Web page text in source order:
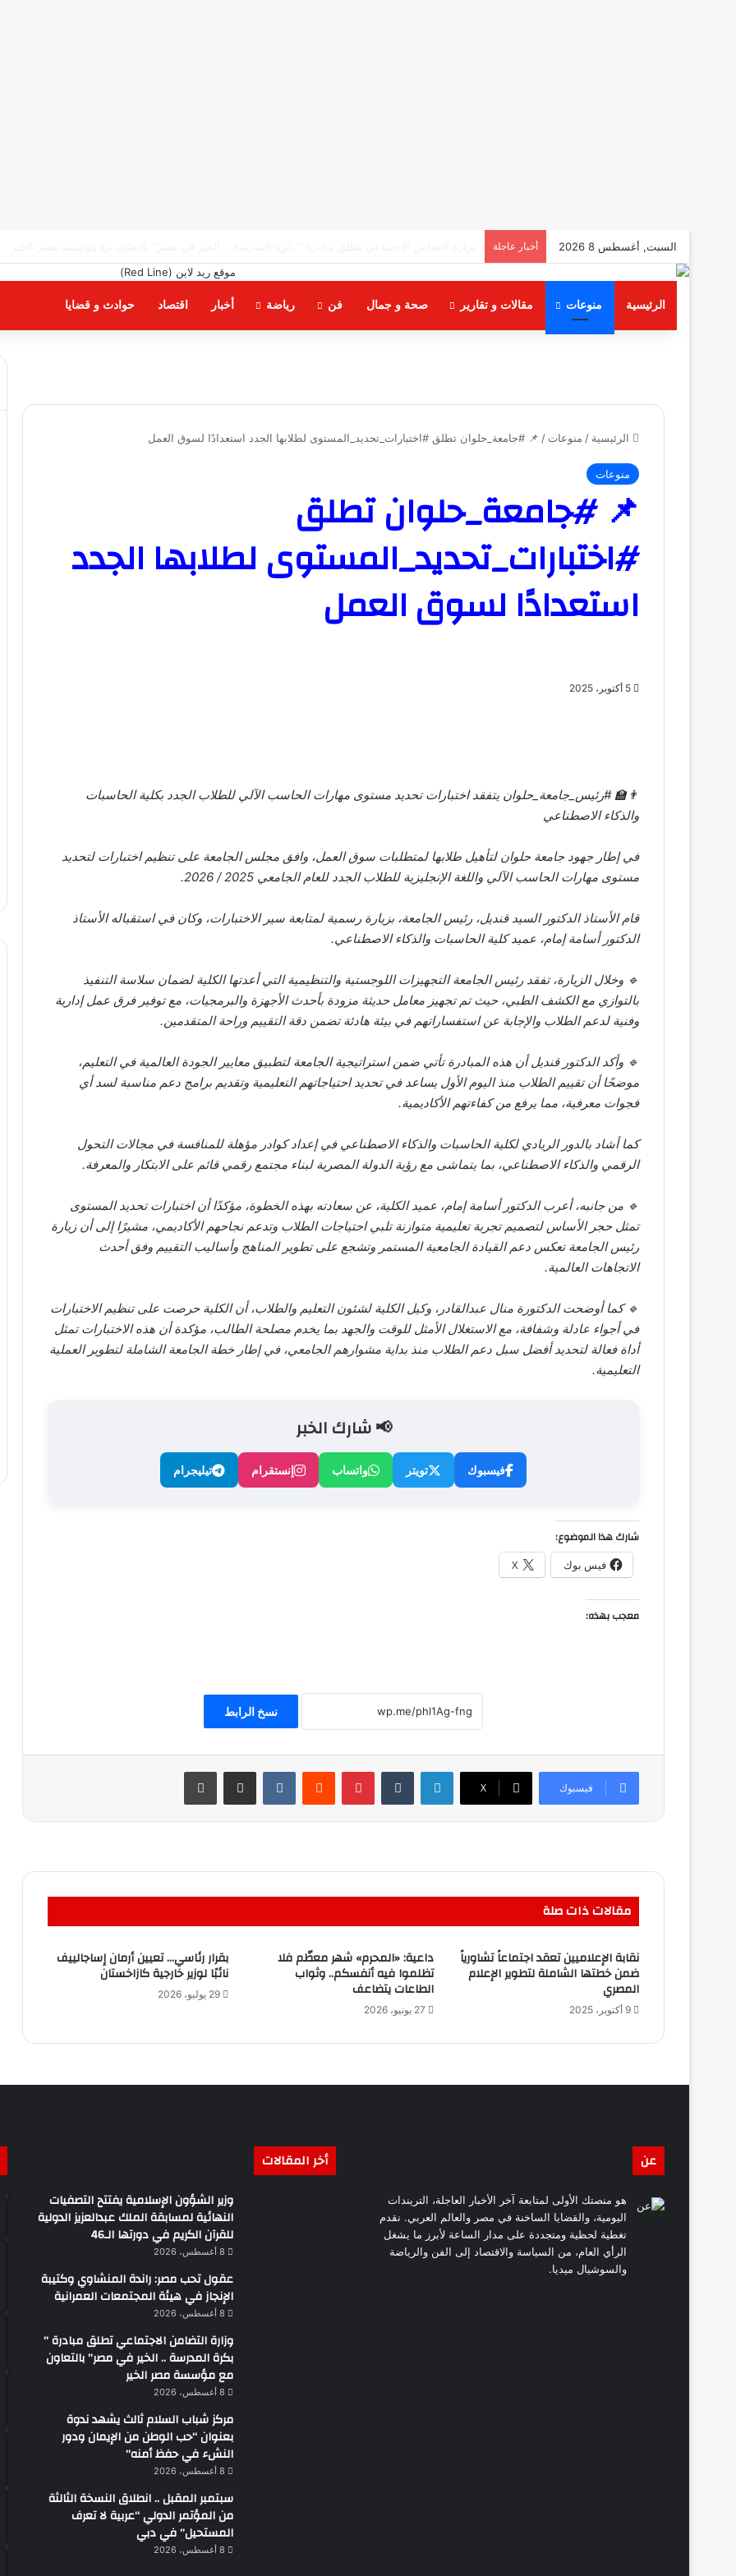
السبت, أغسطس 8 2026 أخبار عاجلة
الرئيسية منوعات مقالات و تقارير صحة و جمال فن رياضة أخبار اقتصاد حوادث و قضايا
الرئيسية / منوعات / 📌 #جامعة_حلوان تطلق #اختبارات_تحديد_المستوى لطلابها الجدد استعدادًا لسوق العمل
منوعات
📌 #جامعة_حلوان تطلق
#اختبارات_تحديد_المستوى لطلابها الجدد
استعدادًا لسوق العمل
5 أكتوبر، 2025
👨‍🏫 #رئيس_جامعة_حلوان يتفقد اختبارات تحديد مستوى مهارات الحاسب الآلي للطلاب الجدد بكلية الحاسبات
والذكاء الاصطناعي
في إطار جهود جامعة حلوان لتأهيل طلابها لمتطلبات سوق العمل، وافق مجلس الجامعة على تنظيم اختبارات لتحديد
مستوى مهارات الحاسب الآلي واللغة الإنجليزية للطلاب الجدد للعام الجامعي 2025 / 2026.
قام الأستاذ الدكتور السيد قنديل، رئيس الجامعة، بزيارة رسمية لمتابعة سير الاختبارات، وكان في استقباله الأستاذ
الدكتور أسامة إمام، عميد كلية الحاسبات والذكاء الاصطناعي.
🔹 وخلال الزيارة، تفقد رئيس الجامعة التجهيزات اللوجستية والتنظيمية التي أعدتها الكلية لضمان سلاسة التنفيذ
بالتوازي مع الكشف الطبي، حيث تم تجهيز معامل حديثة مزودة بأحدث الأجهزة والبرمجيات، مع توفير فرق عمل إدارية
وفنية لدعم الطلاب والإجابة عن استفساراتهم في بيئة هادئة تضمن دقة التقييم وراحة المتقدمين.
🔹 وأكد الدكتور قنديل أن هذه المبادرة تأتي ضمن استراتيجية الجامعة لتطبيق معايير الجودة العالمية في التعليم،
موضحًا أن تقييم الطلاب منذ اليوم الأول يساعد في تحديد احتياجاتهم التعليمية وتقديم برامج دعم مناسبة لسد أي
فجوات معرفية، مما يرفع من كفاءتهم الأكاديمية.
كما أشاد بالدور الريادي لكلية الحاسبات والذكاء الاصطناعي في إعداد كوادر مؤهلة للمنافسة في مجالات التحول
الرقمي والذكاء الاصطناعي، بما يتماشى مع رؤية الدولة المصرية لبناء مجتمع رقمي قائم على الابتكار والمعرفة.
🔹 من جانبه، أعرب الدكتور أسامة إمام، عميد الكلية، عن سعادته بهذه الخطوة، مؤكدًا أن اختبارات تحديد المستوى
تمثل حجر الأساس لتصميم تجربة تعليمية متوازنة تلبي احتياجات الطلاب وتدعم نجاحهم الأكاديمي، مشيرًا إلى أن زيارة
رئيس الجامعة تعكس دعم القيادة الجامعية المستمر وتشجع على تطوير المناهج وأساليب التقييم وفق أحدث
الاتجاهات العالمية.
🔹 كما أوضحت الدكتورة منال عبدالقادر، وكيل الكلية لشئون التعليم والطلاب، أن الكلية حرصت على تنظيم الاختبارات
في أجواء عادلة وشفافة، مع الاستغلال الأمثل للوقت والجهد بما يخدم مصلحة الطالب، مؤكدة أن هذه الاختبارات تمثل
أداة فعالة لتحديد أفضل سبل دعم الطلاب منذ بداية مشوارهم الجامعي، في إطار خطة الجامعة الشاملة لتطوير العملية
التعليمية.
📢 شارك الخبر
فيسبوك تويتر واتساب إنستقرام تيليجرام
شارك هذا الموضوع:
فيس بوك X
معجب بهذه:
نسخ الرابط
فيسبوك ‫X
لينكدإن بينتيريست مشاركة عبر البريد طباعة
مقالات ذات صلة
نقابة الإعلاميين تعقد اجتماعاً تشاورياً
ضمن خطتها الشاملة لتطوير الإعلام
المصري
9 أكتوبر، 2025
داعية: «المحرم» شهر معظّم فلا
تظلموا فيه أنفسكم.. وثواب
الطاعات يتضاعف
27 يونيو، 2026
بقرار رئاسي… تعيين أرمان إساجالييف
نائبًا لوزير خارجية كازاخستان
29 يوليو، 2026
عن
هو منصتك الأولى لمتابعة آخر الأخبار العاجلة، التريندات
اليومية، والقضايا الساخنة في مصر والعالم العربي. نقدم
تغطية لحظية ومتجددة على مدار الساعة لأبرز ما يشغل
الرأي العام، من السياسة والاقتصاد إلى الفن والرياضة
والسوشيال ميديا.
أخر المقالات
وزير الشؤون الإسلامية يفتتح التصفيات
النهائية لمسابقة الملك عبدالعزيز الدولية
للقرآن الكريم في دورتها الـ46
8 أغسطس، 2026
عقول تحب مصر: راندة المنشاوي وكتيبة
الإنجاز في هيئة المجتمعات العمرانية
8 أغسطس، 2026
وزارة التضامن الاجتماعي تطلق مبادرة ”
بكرة المدرسة .. الخير في مصر” بالتعاون
مع مؤسسة مصر الخير
8 أغسطس، 2026
مركز شباب السلام ثالث يشهد ندوة
بعنوان “حب الوطن من الإيمان ودور
النشء في حفظ أمنه”
8 أغسطس، 2026
سبتمبر المقبل .. انطلاق النسخة الثالثة
من المؤتمر الدولي “عربية لا تعرف
المستحيل” في دبي
8 أغسطس، 2026